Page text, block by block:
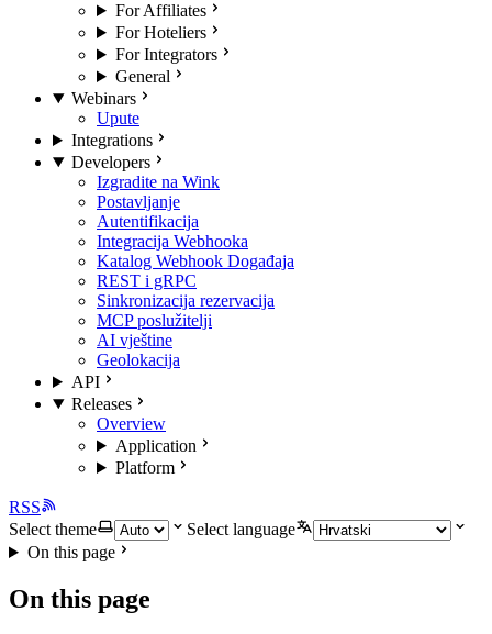
For Affiliates
For Hoteliers
For Integrators
General
Webinars
Upute
Integrations
Developers
Izgradite na Wink
Postavljanje
Autentifikacija
Integracija Webhooka
Katalog Webhook Događaja
REST i gRPC
Sinkronizacija rezervacija
MCP poslužitelji
AI vještine
Geolokacija
API
Releases
Overview
Application
Platform
RSS
Select theme
Select language
On this page
On this page